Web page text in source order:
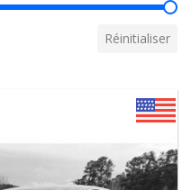
Réinitialiser